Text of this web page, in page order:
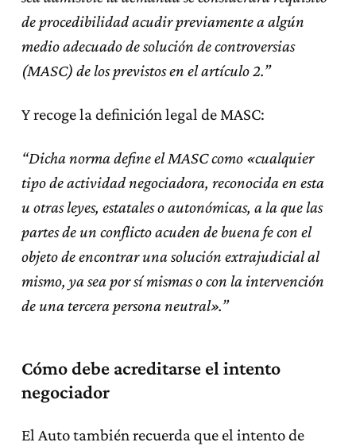
de procedibilidad acudir previamente a algún
medio adecuado de solución de controversias
(MASC) de los previstos en el artículo 2.”
Y recoge la definición legal de MASC:
“Dicha norma define el MASC como «cualquier
tipo de actividad negociadora, reconocida en esta
u otras leyes, estatales o autonómicas, a la que las
partes de un conflicto acuden de buena fe con el
objeto de encontrar una solución extrajudicial al
mismo, ya sea por sí mismas o con la intervención
de una tercera persona neutral».”
Cómo debe acreditarse el intento
negociador
El Auto también recuerda que el intento de